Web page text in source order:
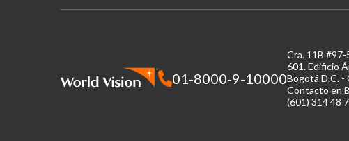
01-8000-9-10000
Cra. 11B
601.Edificio
Bogotá D.C. -
Contacto en
(601) 314 48